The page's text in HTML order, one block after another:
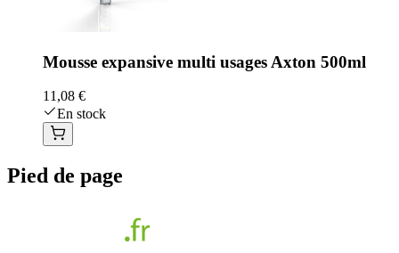
Mousse expansive multi usages Axton 500ml
11,08 €
En stock
Pied de page